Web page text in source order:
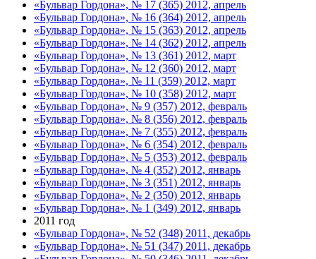
«Бульвар Гордона», № 17 (365) 2012, апрель
«Бульвар Гордона», № 16 (364) 2012, апрель
«Бульвар Гордона», № 15 (363) 2012, апрель
«Бульвар Гордона», № 14 (362) 2012, апрель
«Бульвар Гордона», № 13 (361) 2012, март
«Бульвар Гордона», № 12 (360) 2012, март
«Бульвар Гордона», № 11 (359) 2012, март
«Бульвар Гордона», № 10 (358) 2012, март
«Бульвар Гордона», № 9 (357) 2012, февраль
«Бульвар Гордона», № 8 (356) 2012, февраль
«Бульвар Гордона», № 7 (355) 2012, февраль
«Бульвар Гордона», № 6 (354) 2012, февраль
«Бульвар Гордона», № 5 (353) 2012, февраль
«Бульвар Гордона», № 4 (352) 2012, январь
«Бульвар Гордона», № 3 (351) 2012, январь
«Бульвар Гордона», № 2 (350) 2012, январь
«Бульвар Гордона», № 1 (349) 2012, январь
2011 год
«Бульвар Гордона», № 52 (348) 2011, декабрь
«Бульвар Гордона», № 51 (347) 2011, декабрь